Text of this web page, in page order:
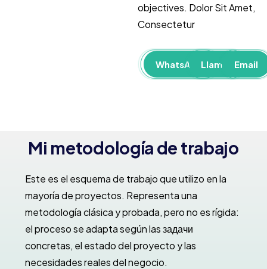
objectives. Dolor Sit Amet,
Consectetur
WhatsAppLlamar Email
Mi metodología de trabajo
Este es el esquema de trabajo que utilizo en la
mayoría de proyectos. Representa una
metodología clásica y probada, pero no es rígida:
el proceso se adapta según las задачи
concretas, el estado del proyecto y las
necesidades reales del negocio.